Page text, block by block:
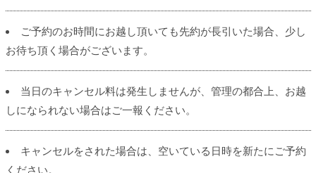
ご予約のお時間にお越し頂いても先約が長引いた場合、少し
お待ち頂く場合がございます。
当日のキャンセル料は発生しませんが、管理の都合上、お越
しになられない場合はご一報ください。
キャンセルをされた場合は、空いている日時を新たにご予約
ください。